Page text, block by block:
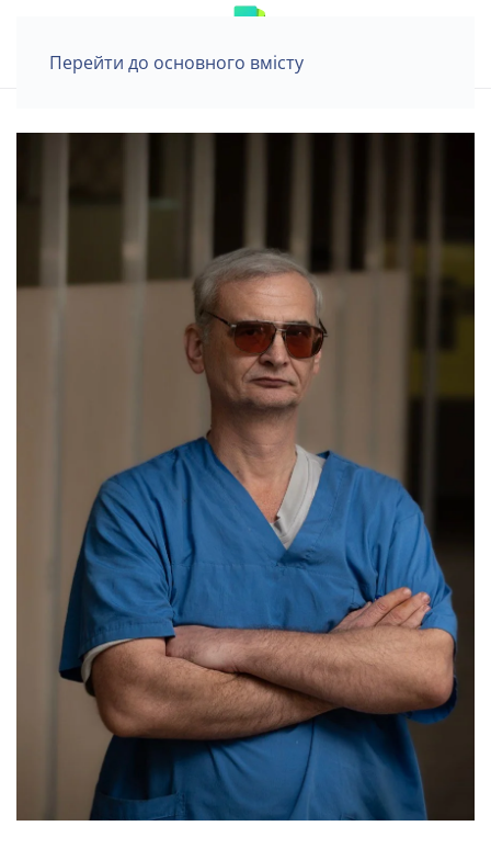
Перейти до основного вмісту